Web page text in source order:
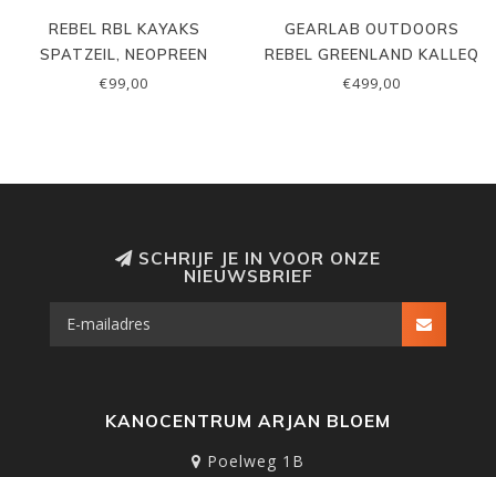
REBEL RBL KAYAKS
SPATZEIL, NEOPREEN
€99,00
GEARLAB OUTDOORS
REBEL GREENLAND KALLEQ
€499,00
SCHRIJF JE IN VOOR ONZE
NIEUWSBRIEF
KANOCENTRUM ARJAN BLOEM
Poelweg 1B